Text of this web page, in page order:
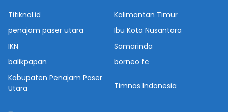
Titiknol.id
Kalimantan Timur
penajam paser utara
Ibu Kota Nusantara
IKN
Samarinda
balikpapan
borneo fc
Kabupaten Penajam Paser
Utara
Timnas Indonesia